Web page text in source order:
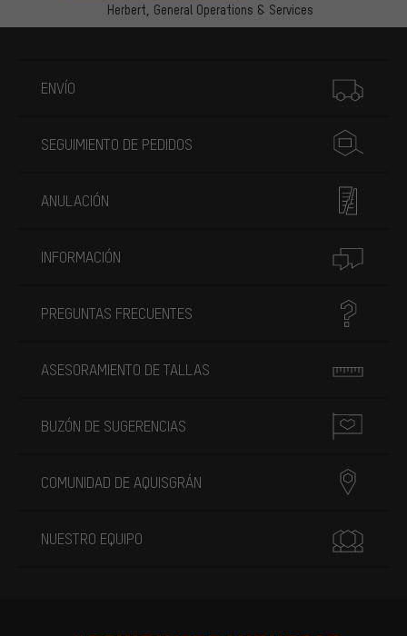
Herbert, General Operations & Services
ENVÍO
SEGUIMIENTO DE PEDIDOS
ANULACIÓN
INFORMACIÓN
PREGUNTAS FRECUENTES
ASESORAMIENTO DE TALLAS
BUZÓN DE SUGERENCIAS
COMUNIDAD DE AQUISGRÁN
NUESTRO EQUIPO